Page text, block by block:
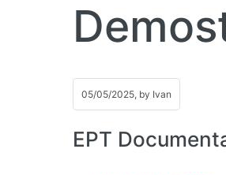
05/05/2025, by Ivan
EPT